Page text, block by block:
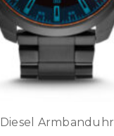
Diesel Armbanduhr